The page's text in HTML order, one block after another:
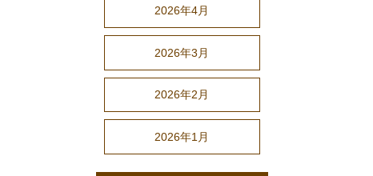
2026年4月
2026年3月
2026年2月
2026年1月